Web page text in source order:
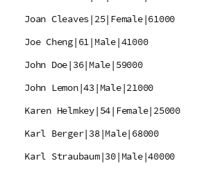
Joan Cleaves|25|Female|61000
Joe Cheng|61|Male|41000
John Doe|36|Male|59000
John Lemon|43|Male|21000
Karen Helmkey|54|Female|25000
Karl Berger|38|Male|68000
Karl Straubaum|30|Male|40000